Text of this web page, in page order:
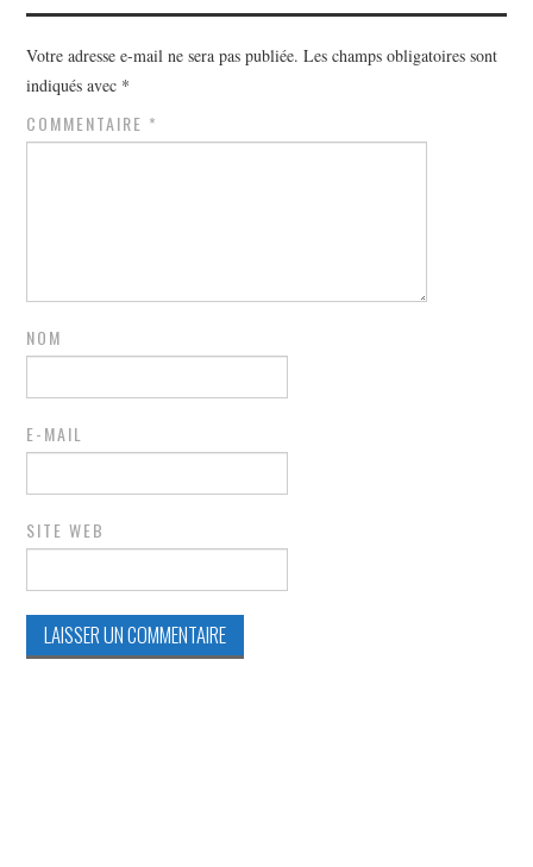
Votre adresse e-mail ne sera pas publiée. Les champs obligatoires sont
indiqués avec *
COMMENTAIRE *
NOM
E-MAIL
SITE WEB